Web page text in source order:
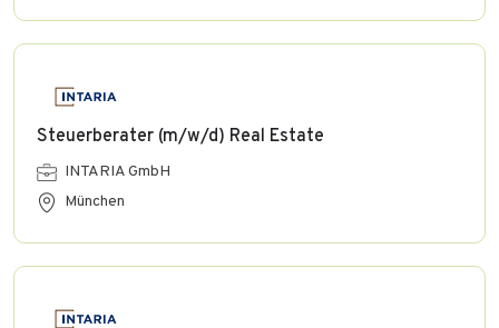
Steuerberater (m/w/d) Real Estate
INTARIA GmbH
München